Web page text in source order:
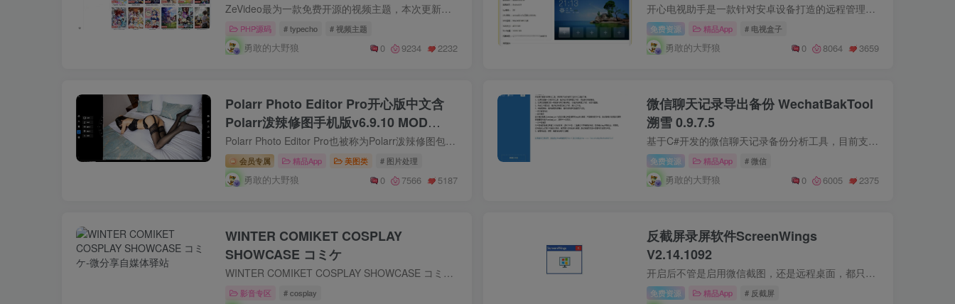
ZeVideo最为一款免费开源的视频主题，本次更新我们重构了代码结构全站pjax无刷新加载支持根据系统进入深色模式，或手动切换支持记录播放历史功能首页布局支持自定义主题设置支持修改logo，添加...
PHP源码 # typecho # 视频主题
勇敢的大野狼 0 9234 2232
开心电视助手是一款针对安卓设备打造的远程管理工具。我们有了这个软件就可以非常方便管理自己的智能设备了，比如说盒子电视都可以轻松支持，还可以远程安装各种电视APP，方便用户的使用和安装...
免费资源 精品App # 电视盒子
勇敢的大野狼 0 8064 3659
Polarr Photo Editor Pro开心版中文含
Polarr泼辣修图手机版v6.9.10 MOD
APK
Polarr Photo Editor Pro也被称为Polarr泼辣修图包含手机版APP，是一款强大的照片编辑工具，提供了包括裁剪、旋转、混合模式、多样的滤镜等专业级别的照片调整工具，帮助用户使其照片达到更好的...
会员专属 精品App 美图类 # 图片处理
勇敢的大野狼 0 7566 5187
微信聊天记录导出备份 WechatBakTool
溯雪 0.9.7.5
基于C#开发的微信聊天记录备份分析工具，目前支持到微信3.9.10.19版本。理论支持64位版本所有微信，支持两种方式非直接地址获取Key[1]。工作区概念，支持多微信切换操作。支持导出Html文件，TXT...
免费资源 精品App # 微信
勇敢的大野狼 0 6005 2375
WINTER COMIKET COSPLAY
SHOWCASE コミケ
WINTER COMIKET COSPLAY SHOWCASE コミケ
影音专区 # cosplay
反截屏录屏软件ScreenWings
V2.14.1092
开启后不管是启用微信截图，还是远程桌面，都只能看到黑屏画面。使用也很简单，双击打开后是这样的，点一下中间的屏幕变成黑色，表示启用，然后就可以最小化起来保护了。
免费资源 精品App # 反截屏